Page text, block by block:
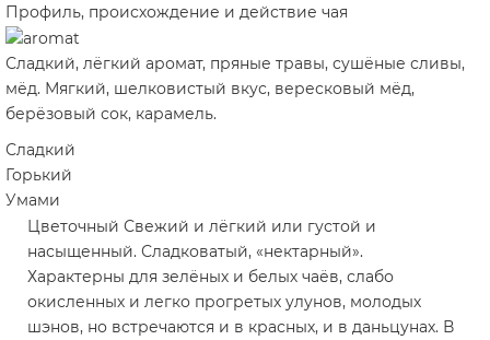
Профиль, происхождение и действие чая
Сладкий, лёгкий аромат, пряные травы, сушёные сливы,
мёд. Мягкий, шелковистый вкус, вересковый мёд,
берёзовый сок, карамель.
Сладкий
Горький
Умами
Цветочный Свежий и лёгкий или густой и
насыщенный. Сладковатый, «нектарный».
Характерны для зелёных и белых чаёв, слабо
окисленных и легко прогретых улунов, молодых
шэнов, но встречаются и в красных, и в даньцунах. В